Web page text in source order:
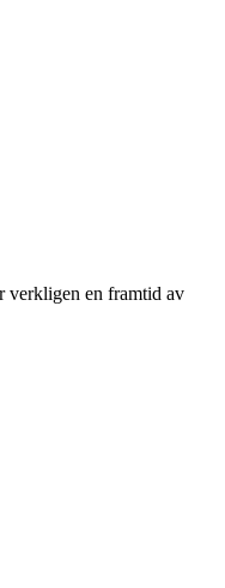
verkligen en framtid av